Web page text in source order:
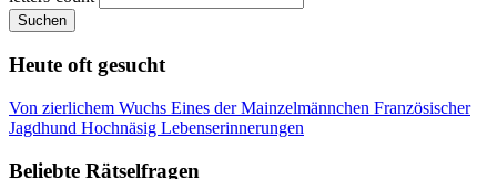
Suchen
Heute oft gesucht
Von zierlichem Wuchs Eines der Mainzelmännchen Französischer
Jagdhund Hochnäsig Lebenserinnerungen
Beliebte Rätselfragen